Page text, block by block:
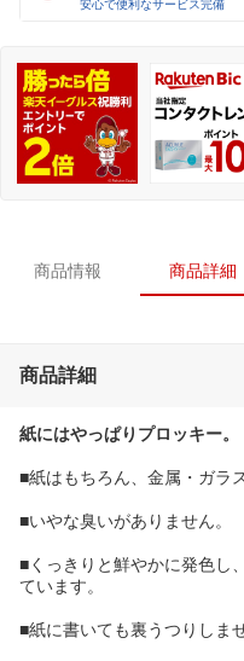
安心で便利なサービス完備
商品情報 商品詳細
商品詳細
紙にはやっぱりプロッキー。
■紙はもちろん、金属・ガラ
■いやな臭いがありません。
■くっきりと鮮やかに発色し
ています。
■紙に書いても裏うつりしませ